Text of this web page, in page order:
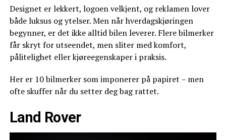
Designet er lekkert, logoen velkjent, og reklamen lover
både luksus og ytelser. Men når hverdagskjøringen
begynner, er det ikke alltid bilen leverer. Flere bilmerker
får skryt for utseendet, men sliter med komfort,
pålitelighet eller kjøreegenskaper i praksis.
Her er 10 bilmerker som imponerer på papiret – men
ofte skuffer når du setter deg bag rattet.
Land Rover